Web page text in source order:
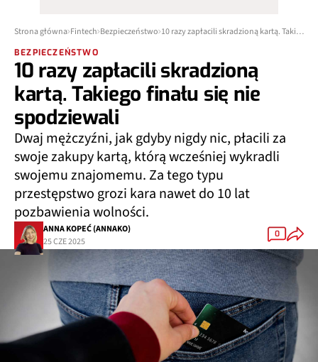
Strona główna Fintech Bezpieczeństwo 10 razy zapłacili skradzioną kartą. Takiego finału się nie spodziewali
BEZPIECZEŃSTWO
10 razy zapłacili skradzioną
kartą. Takiego finału się nie
spodziewali
Dwaj mężczyźni, jak gdyby nigdy nic, płacili za
swoje zakupy kartą, którą wcześniej wykradli
swojemu znajomemu. Za tego typu
przestępstwo grozi kara nawet do 10 lat
pozbawienia wolności.
ANNA KOPEĆ (ANNAKO)
25 CZE 2025
0